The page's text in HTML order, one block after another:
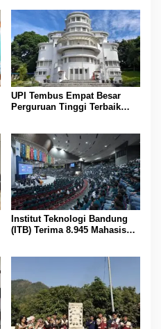
UPI Tembus Empat Besar
Perguruan Tinggi Terbaik
Institut Teknologi Bandung
(ITB) Terima 8.945 Mahasiswa